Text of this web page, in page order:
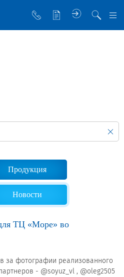
Продукция
Новости
ТЦ «Море» во
за фотографии реализованного
- @soyuz_vl , @oleg2505